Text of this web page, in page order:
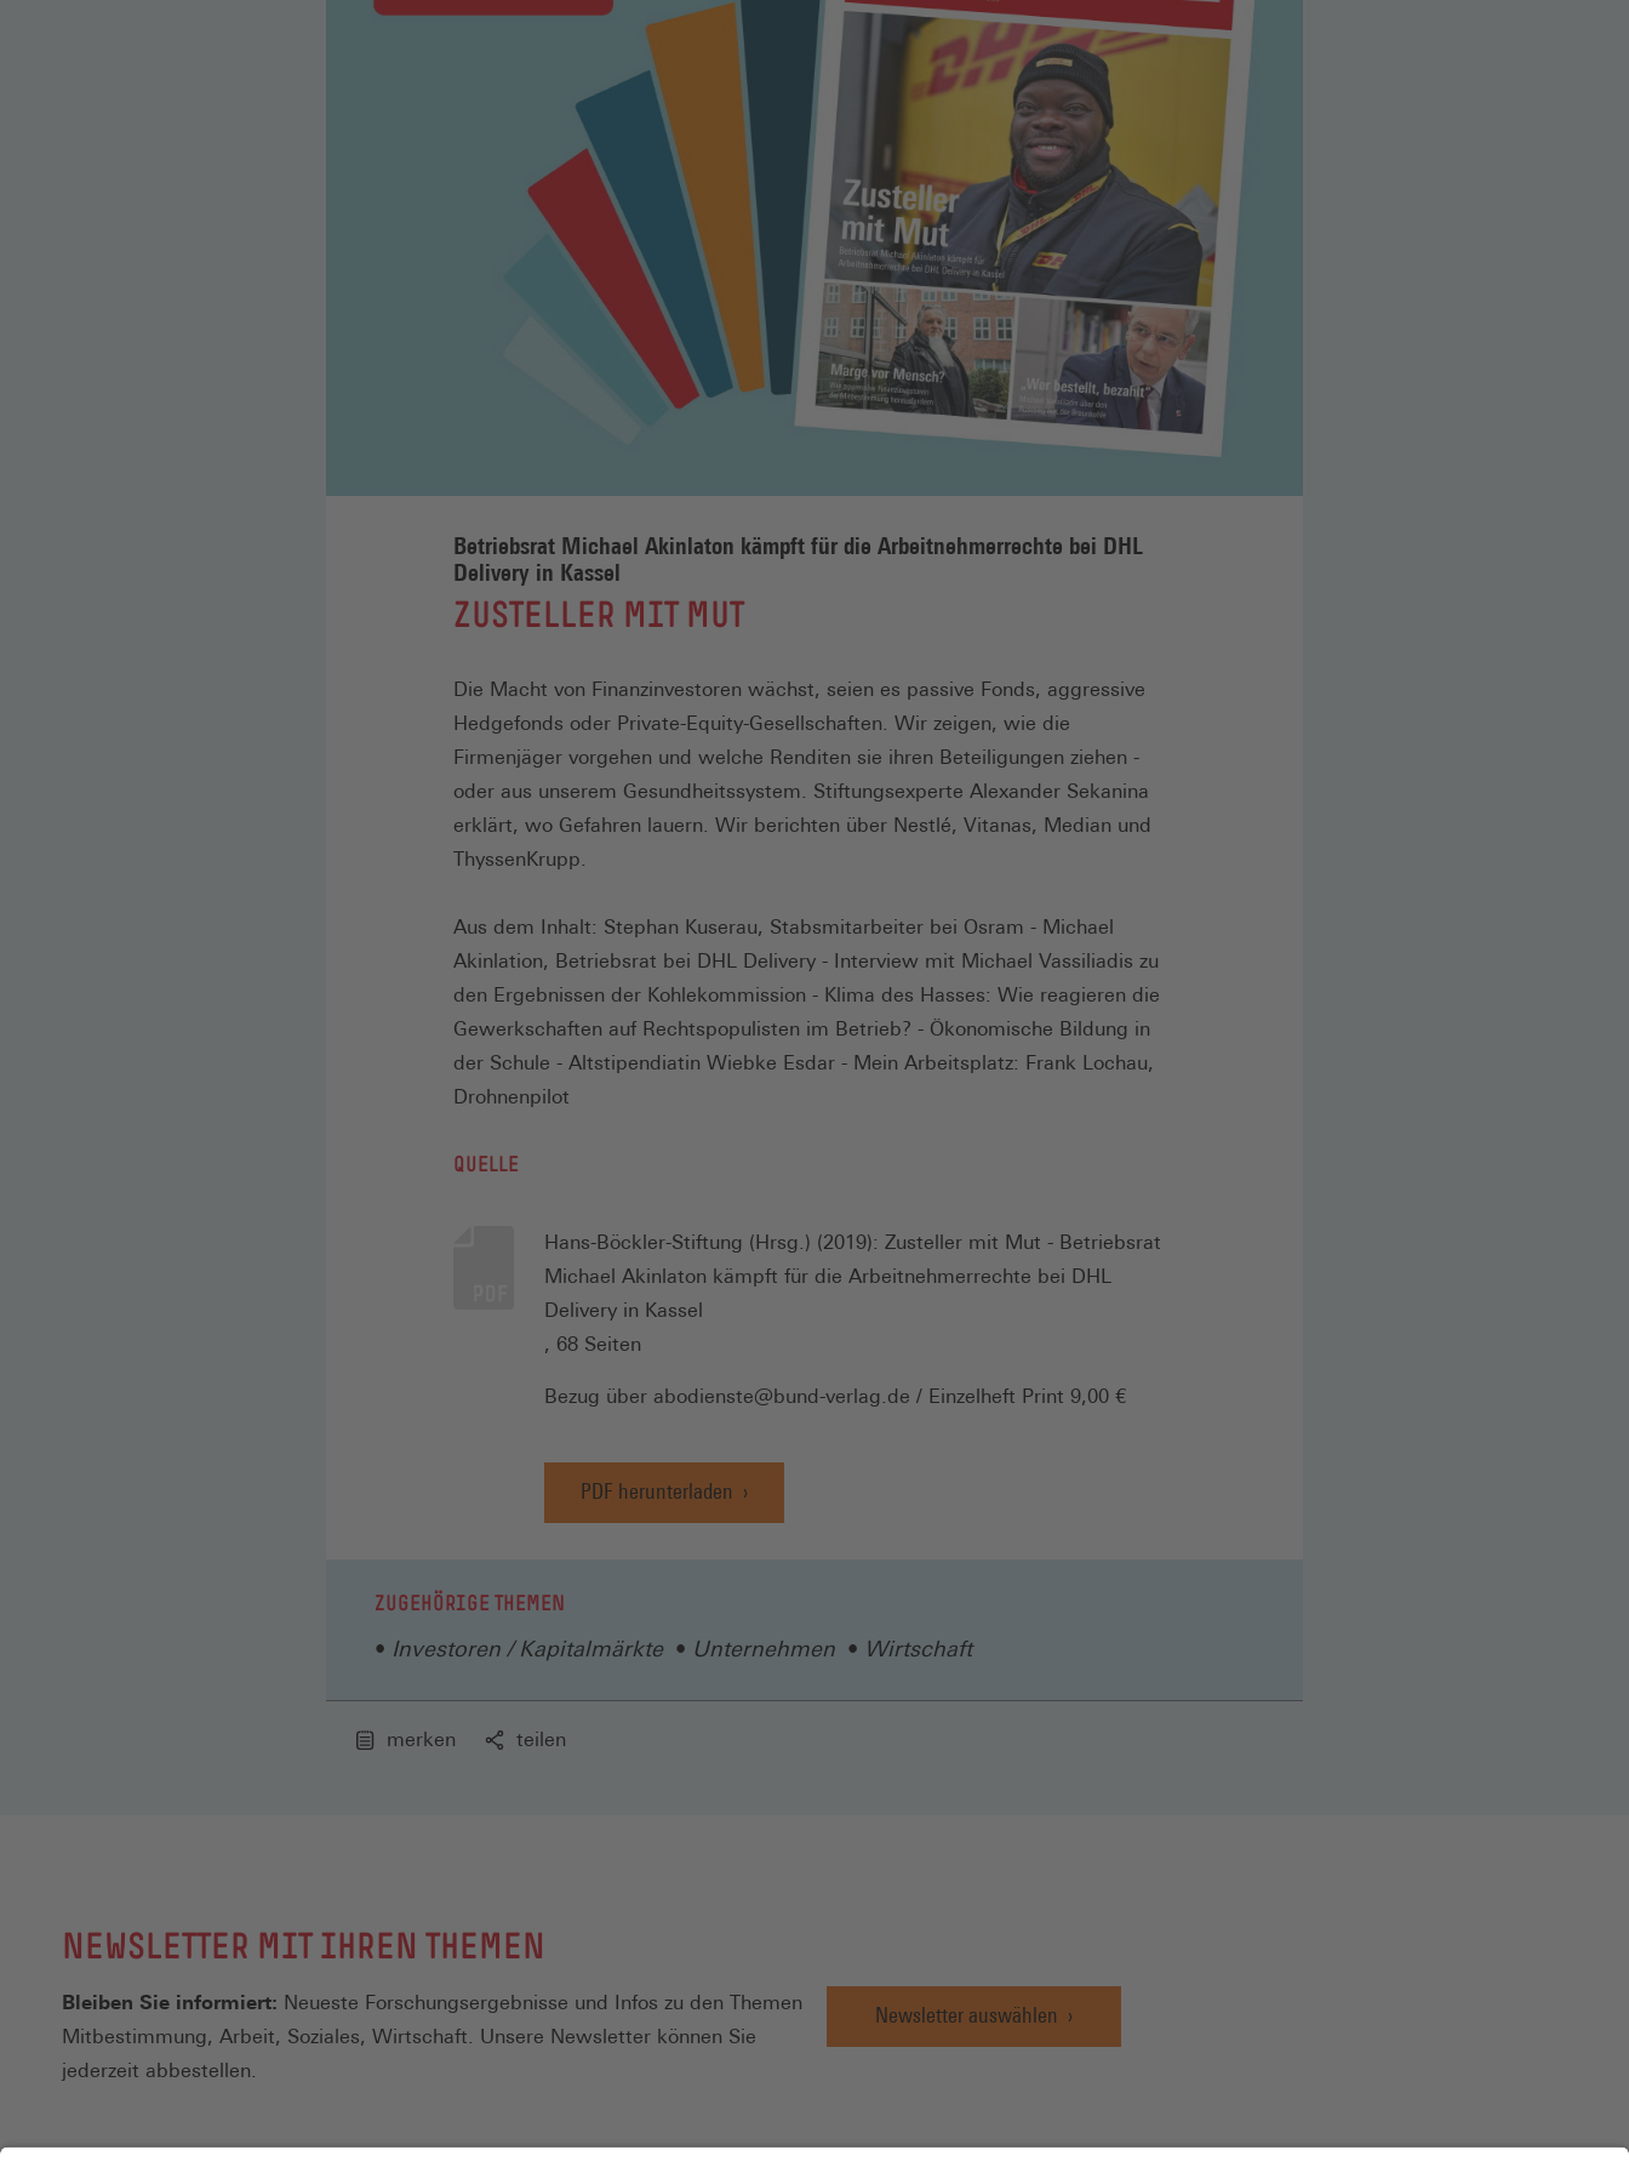
Betriebsrat Michael Akinlaton kämpft für die Arbeitnehmerrechte bei DHL
Delivery in Kassel
:
ZUSTELLER MIT MUT
Die Macht von Finanzinvestoren wächst, seien es passive Fonds, aggressive
Hedgefonds oder Private-Equity-Gesellschaften. Wir zeigen, wie die
Firmenjäger vorgehen und welche Renditen sie ihren Beteiligungen ziehen -
oder aus unserem Gesundheitssystem. Stiftungsexperte Alexander Sekanina
erklärt, wo Gefahren lauern. Wir berichten über Nestlé, Vitanas, Median und
ThyssenKrupp.
Aus dem Inhalt: Stephan Kuserau, Stabsmitarbeiter bei Osram - Michael
Akinlation, Betriebsrat bei DHL Delivery - Interview mit Michael Vassiliadis zu
den Ergebnissen der Kohlekommission - Klima des Hasses: Wie reagieren die
Gewerkschaften auf Rechtspopulisten im Betrieb? - Ökonomische Bildung in
der Schule - Altstipendiatin Wiebke Esdar - Mein Arbeitsplatz: Frank Lochau,
Drohnenpilot
QUELLE
Hans-Böckler-Stiftung (Hrsg.) (2019): Zusteller mit Mut - Betriebsrat
Michael Akinlaton kämpft für die Arbeitnehmerrechte bei DHL
Delivery in Kassel
, 68 Seiten
Bezug über abodienste@bund-verlag.de / Einzelheft Print 9,00 €
PDF herunterladen
ZUGEHÖRIGE THEMEN
Investoren / Kapitalmärkte Unternehmen Wirtschaft
merken teilen
NEWSLETTER MIT IHREN THEMEN
Bleiben Sie informiert: Neueste Forschungsergebnisse und Infos zu den Themen
Mitbestimmung, Arbeit, Soziales, Wirtschaft. Unsere Newsletter können Sie
jederzeit abbestellen.
Newsletter auswählen